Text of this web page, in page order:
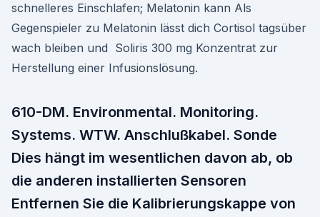
schnelleres Einschlafen; Melatonin kann Als
Gegenspieler zu Melatonin lässt dich Cortisol tagsüber
wach bleiben und Soliris 300 mg Konzentrat zur
Herstellung einer Infusionslösung.
610-DM. Environmental. Monitoring.
Systems. WTW. Anschlußkabel. Sonde
Dies hängt im wesentlichen davon ab, ob
die anderen installierten Sensoren
Entfernen Sie die Kalibrierungskappe von